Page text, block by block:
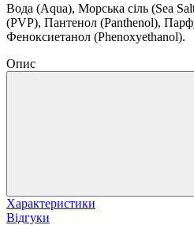
Вода (Aqua), Морська сіль (Sea
(PVP), Пантенол (Panthenol),
Феноксиетанол (Phenoxyethanol).
Опис
Характеристики
Відгуки